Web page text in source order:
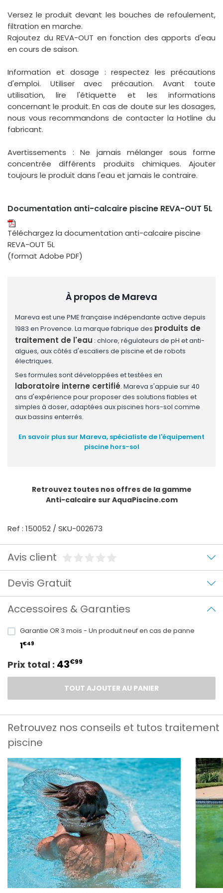
Versez le produit devant les bouches de refoulement,
filtration en marche.
Rajoutez du REVA-OUT en fonction des apports d'eau
en cours de saison.
Information et dosage : respectez les précautions
d'emploi. Utiliser avec précaution. Avant toute
utilisation, lire l'étiquette et les informations
concernant le produit. En cas de doute sur les dosages,
nous vous recommandons de contacter la Hotline du
fabricant.
Avertissements : Ne jamais mélanger sous forme
concentrée différents produits chimiques. Ajouter
toujours le produit dans l'eau et jamais le contraire.
Documentation anti-calcaire piscine REVA-OUT 5L
Téléchargez la documentation anti-calcaire piscine
REVA-OUT 5L
(format Adobe PDF)
À propos de Mareva
Mareva est une PME française indépendante active depuis
1983 en Provence. La marque fabrique des produits de
traitement de l'eau : chlore, régulateurs de pH et anti-
algues, aux côtés d'escaliers de piscine et de robots
électriques.
Ses formules sont développées et testées en
laboratoire interne certifié. Mareva s'appuie sur 40
ans d'expérience pour proposer des solutions fiables et
simples à doser, adaptées aux piscines hors-sol comme
aux bassins enterrés.
En savoir plus sur Mareva, spécialiste de l'équipement
piscine hors-sol
Retrouvez toutes nos offres de la gamme
Anti-calcaire sur AquaPiscine.com
Ref : 150052 / SKU-002673
Avis client
Devis Gratuit
Accessoires & Garanties
Garantie OR 3 mois - Un produit neuf en cas de panne
1€49
Prix total : 43€99
TOUT AJOUTER AU PANIER
Retrouvez nos conseils et tutos traitement
piscine